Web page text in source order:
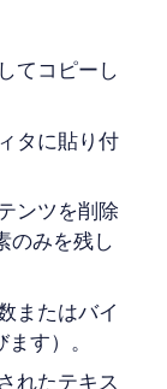
てコピーし
タに貼り付
ンツを削除
のみを残し
またはバイ
す）。
れたテキス